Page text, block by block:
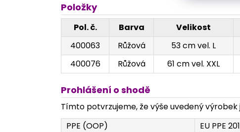
Položky
Pol. č. Barva Velikost
400063
Růžová 53 cm vel. L
400076
Růžová 61 cm vel. XXL
Prohlášení o shodě
Tímto potvrzujeme, že výše uvedený výrobek
PPE (OOP)
EU PPE